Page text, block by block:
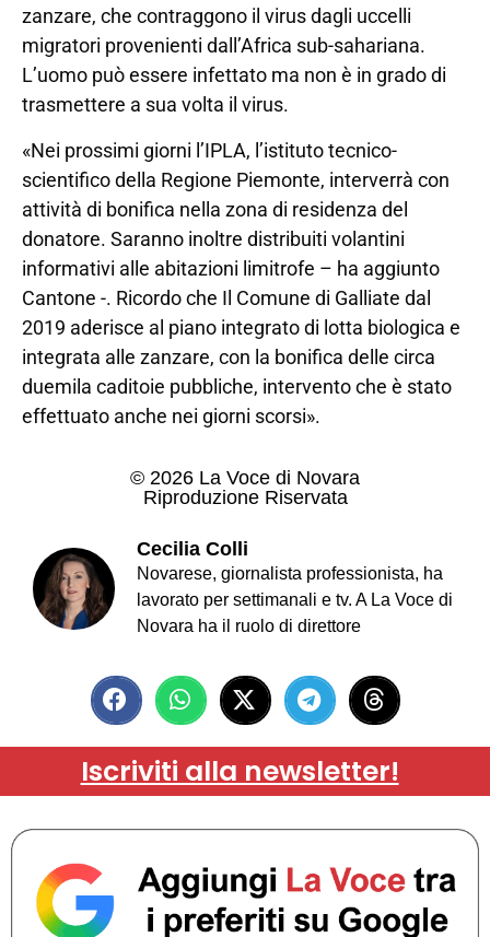
zanzare, che contraggono il virus dagli uccelli
migratori provenienti dall’Africa sub-sahariana.
L’uomo può essere infettato ma non è in grado di
trasmettere a sua volta il virus.
«Nei prossimi giorni l’IPLA, l’istituto tecnico-
scientifico della Regione Piemonte, interverrà con
attività di bonifica nella zona di residenza del
donatore. Saranno inoltre distribuiti volantini
informativi alle abitazioni limitrofe – ha aggiunto
Cantone -. Ricordo che Il Comune di Galliate dal
2019 aderisce al piano integrato di lotta biologica e
integrata alle zanzare, con la bonifica delle circa
duemila caditoie pubbliche, intervento che è stato
effettuato anche nei giorni scorsi».
© 2026 La Voce di Novara
Riproduzione Riservata
Cecilia Colli
Novarese, giornalista professionista, ha
lavorato per settimanali e tv. A La Voce di
Novara ha il ruolo di direttore
Iscriviti alla newsletter!